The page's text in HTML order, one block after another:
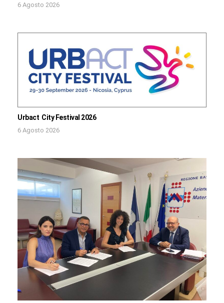
6 Agosto 2026
Urbact City Festival 2026
6 Agosto 2026